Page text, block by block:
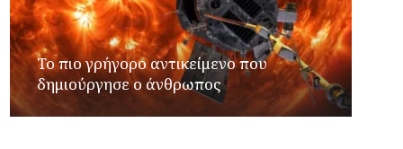
Το πιο γρήγορο αντικείμενο που
δημιούργησε ο άνθρωπος